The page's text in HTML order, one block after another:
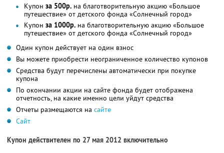
Купон за 500р. на благотворительную акцию «Большое
путешествие» от детского фонда «Солнечный город»
Купон за 1000р. на благотворительную акцию «Большое
путешествие» от детского фонда «Солнечный город»
Один купон действует на один взнос
Вы можете приобрести неограниченное количество купонов
Средства будут перечислены автоматически при покупке
купона
По окончании акции на сайте фонда будет отображена
отчетность, на какие именно цели уйдут средства
Отчеты размещаются на сайте
Сайт
Купон действителен по 27 мая 2012 включительно